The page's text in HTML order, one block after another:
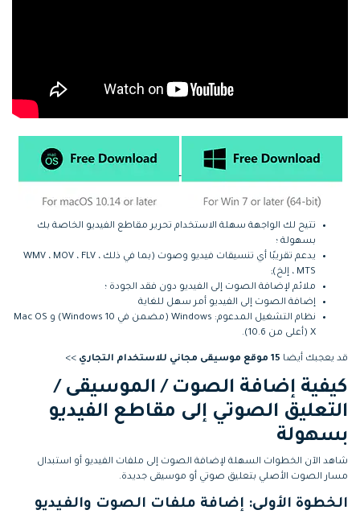
تتيح لك الواجهة سهلة الاستخدام تحرير مقاطع الفيديو الخاصة بك
بسهولة ؛
يدعم تقريبًا أي تنسيقات فيديو وصوت (بما في ذلك WMV ، MOV ، FLV ،
MTS ، إلخ);
ملائم لإضافة الصوت إلى الفيديو دون فقد الجودة ؛
إضافة الصوت إلى الفيديو أمر سهل للغاية
نظام التشغيل المدعوم: Windows (مضمن في Windows 10) و Mac OS
X (أعلى من 10.6).
قد يعجبك أيضا 15 موقع موسيقى مجاني للاستخدام التجاري >>
كيفية إضافة الصوت / الموسيقى /
التعليق الصوتي إلى مقاطع الفيديو
بسهولة
شاهد الآن الخطوات السهلة لإضافة الصوت إلى ملفات الفيديو أو استبدال
مسار الصوت الأصلي بتعليق صوتي أو موسيقى جديدة.
الخطوة الأولى: إضافة ملفات الصوت والفيديو